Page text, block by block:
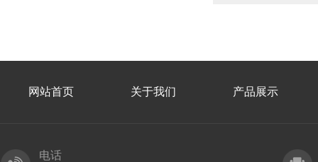
网站首页 关于我们 产品展示
电话